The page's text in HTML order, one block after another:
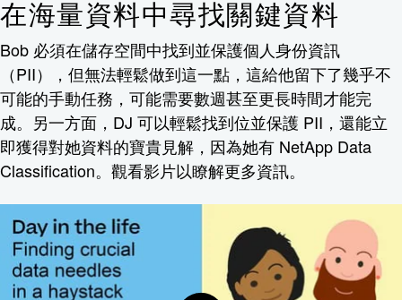
在海量資料中尋找關鍵資料
Bob 必須在儲存空間中找到並保護個人身份資訊
（PII），但無法輕鬆做到這一點，這給他留下了幾乎不
可能的手動任務，可能需要數週甚至更長時間才能完
成。另一方面，DJ 可以輕鬆找到位並保護 PII，還能立
即獲得對她資料的寶貴見解，因為她有 NetApp Data
Classification。觀看影片以瞭解更多資訊。